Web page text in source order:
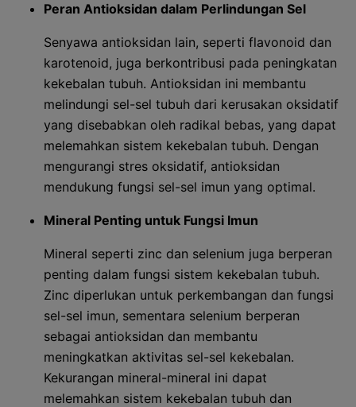
Peran Antioksidan dalam Perlindungan Sel
Senyawa antioksidan lain, seperti flavonoid dan
karotenoid, juga berkontribusi pada peningkatan
kekebalan tubuh. Antioksidan ini membantu
melindungi sel-sel tubuh dari kerusakan oksidatif
yang disebabkan oleh radikal bebas, yang dapat
melemahkan sistem kekebalan tubuh. Dengan
mengurangi stres oksidatif, antioksidan
mendukung fungsi sel-sel imun yang optimal.
Mineral Penting untuk Fungsi Imun
Mineral seperti zinc dan selenium juga berperan
penting dalam fungsi sistem kekebalan tubuh.
Zinc diperlukan untuk perkembangan dan fungsi
sel-sel imun, sementara selenium berperan
sebagai antioksidan dan membantu
meningkatkan aktivitas sel-sel kekebalan.
Kekurangan mineral-mineral ini dapat
melemahkan sistem kekebalan tubuh dan